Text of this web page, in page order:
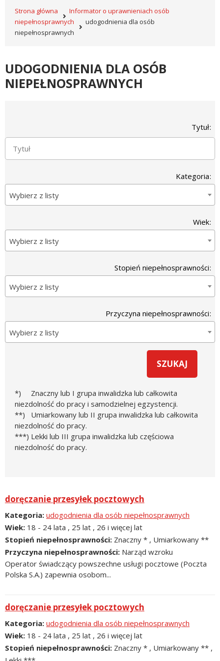
Strona główna
Informator o uprawnieniach osób
niepełnosprawnych
udogodnienia dla osób
niepełnosprawnych
UDOGODNIENIA DLA OSÓB
NIEPEŁNOSPRAWNYCH
Tytuł
Kategoria
Wybierz z listy
Wiek
Wybierz z listy
Stopień niepełnosprawności
Wybierz z listy
Przyczyna niepełnosprawności
Wybierz z listy
*) Znaczny lub I grupa inwalidzka lub całkowita
niezdolność do pracy i samodzielnej egzystencji.
**) Umiarkowany lub II grupa inwalidzka lub całkowita
niezdolność do pracy.
***) Lekki lub III grupa inwalidzka lub częściowa
niezdolność do pracy.
doręczanie przesyłek pocztowych
Kategoria udogodnienia dla osób niepełnosprawnych
Wiek 18 - 24 lata , 25 lat , 26 i więcej lat
Stopień niepełnosprawności Znaczny * , Umiarkowany **
Przyczyna niepełnosprawności Narząd wzroku
Operator świadczący powszechne usługi pocztowe (Poczta
Polska S.A.) zapewnia osobom...
doręczanie przesyłek pocztowych
Kategoria udogodnienia dla osób niepełnosprawnych
Wiek 18 - 24 lata , 25 lat , 26 i więcej lat
Stopień niepełnosprawności Znaczny * , Umiarkowany ** ,